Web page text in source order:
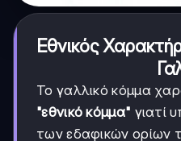
Εθνικός
Το γαλλικό κόμμα
"εθνικό κόμμα" γιατί
των εδαφικών ορίων